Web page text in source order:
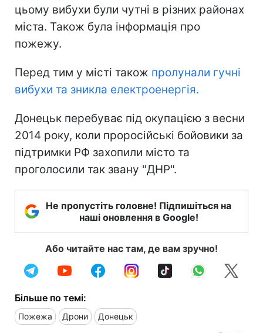
цьому вибухи були чутні в різних районах
міста. Також була інформація про
пожежу.
Перед тим у місті також пролунали гучні
вибухи та зникла електроенергія.
Донецьк перебуває під окупацією з весни
2014 року, коли проросійські бойовики за
підтримки РФ захопили місто та
проголосили так звану "ДНР".
Не пропустіть головне! Підпишіться на
наші оновлення в Google!
Або читайте нас там, де вам зручно!
Більше по темі:
Пожежа Дрони Донецьк